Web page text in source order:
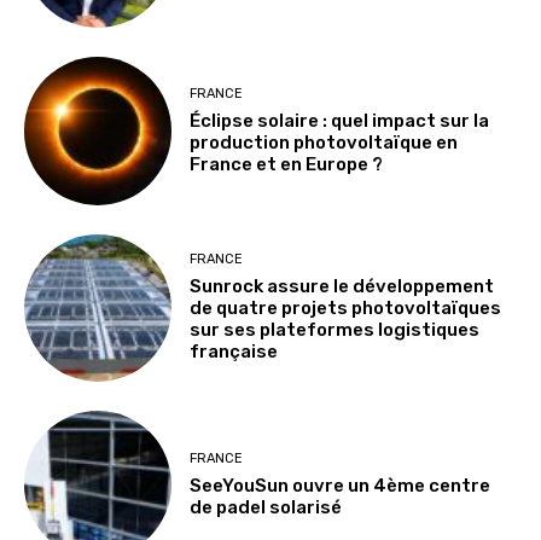
FRANCE
Éclipse solaire : quel impact sur la
production photovoltaïque en
France et en Europe ?
FRANCE
Sunrock assure le développement
de quatre projets photovoltaïques
sur ses plateformes logistiques
française
FRANCE
SeeYouSun ouvre un 4ème centre
de padel solarisé